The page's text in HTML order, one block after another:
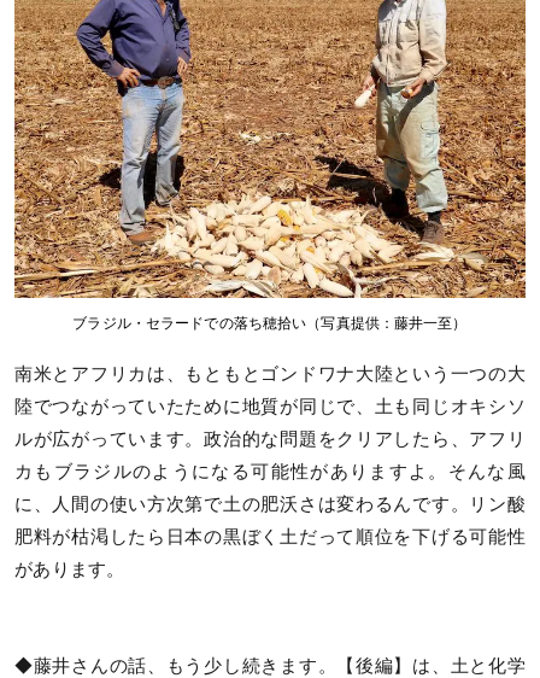
ブラジル・セラードでの落ち穂拾い（写真提供：藤井一至）
南米とアフリカは、もともとゴンドワナ大陸という一つの大
陸でつながっていたために地質が同じで、土も同じオキシソ
ルが広がっています。政治的な問題をクリアしたら、アフリ
カもブラジルのようになる可能性がありますよ。そんな風
に、人間の使い方次第で土の肥沃さは変わるんです。リン酸
肥料が枯渇したら日本の黒ぼく土だって順位を下げる可能性
があります。
◆藤井さんの話、もう少し続きます。【後編】は、土と化学